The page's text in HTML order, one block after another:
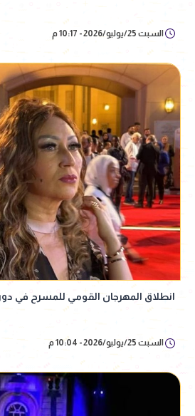
السبت 25/يوليو/2026 - 10:17 م
انطلاق المهرجان القومي للمسرح في دورته
السبت 25/يوليو/2026 - 10:04 م